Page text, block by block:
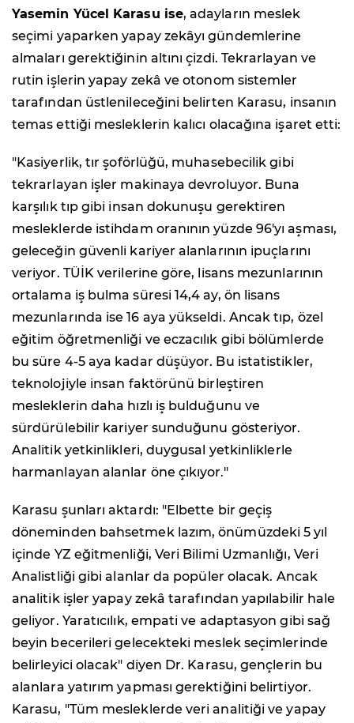
Yasemin Yücel Karasu ise, adayların meslek
seçimi yaparken yapay zekâyı gündemlerine
almaları gerektiğinin altını çizdi. Tekrarlayan ve
rutin işlerin yapay zekâ ve otonom sistemler
tarafından üstlenileceğini belirten Karasu, insanın
temas ettiği mesleklerin kalıcı olacağına işaret etti:
"Kasiyerlik, tır şoförlüğü, muhasebecilik gibi
tekrarlayan işler makinaya devroluyor. Buna
karşılık tıp gibi insan dokunuşu gerektiren
mesleklerde istihdam oranının yüzde 96'yı aşması,
geleceğin güvenli kariyer alanlarının ipuçlarını
veriyor. TÜİK verilerine göre, lisans mezunlarının
ortalama iş bulma süresi 14,4 ay, ön lisans
mezunlarında ise 16 aya yükseldi. Ancak tıp, özel
eğitim öğretmenliği ve eczacılık gibi bölümlerde
bu süre 4-5 aya kadar düşüyor. Bu istatistikler,
teknolojiyle insan faktörünü birleştiren
mesleklerin daha hızlı iş bulduğunu ve
sürdürülebilir kariyer sunduğunu gösteriyor.
Analitik yetkinlikleri, duygusal yetkinliklerle
harmanlayan alanlar öne çıkıyor."
Karasu şunları aktardı: "Elbette bir geçiş
döneminden bahsetmek lazım, önümüzdeki 5 yıl
içinde YZ eğitmenliği, Veri Bilimi Uzmanlığı, Veri
Analistliği gibi alanlar da popüler olacak. Ancak
analitik işler yapay zekâ tarafından yapılabilir hale
geliyor. Yaratıcılık, empati ve adaptasyon gibi sağ
beyin becerileri gelecekteki meslek seçimlerinde
belirleyici olacak" diyen Dr. Karasu, gençlerin bu
alanlara yatırım yapması gerektiğini belirtiyor.
Karasu, "Tüm mesleklerde veri analitiği ve yapay